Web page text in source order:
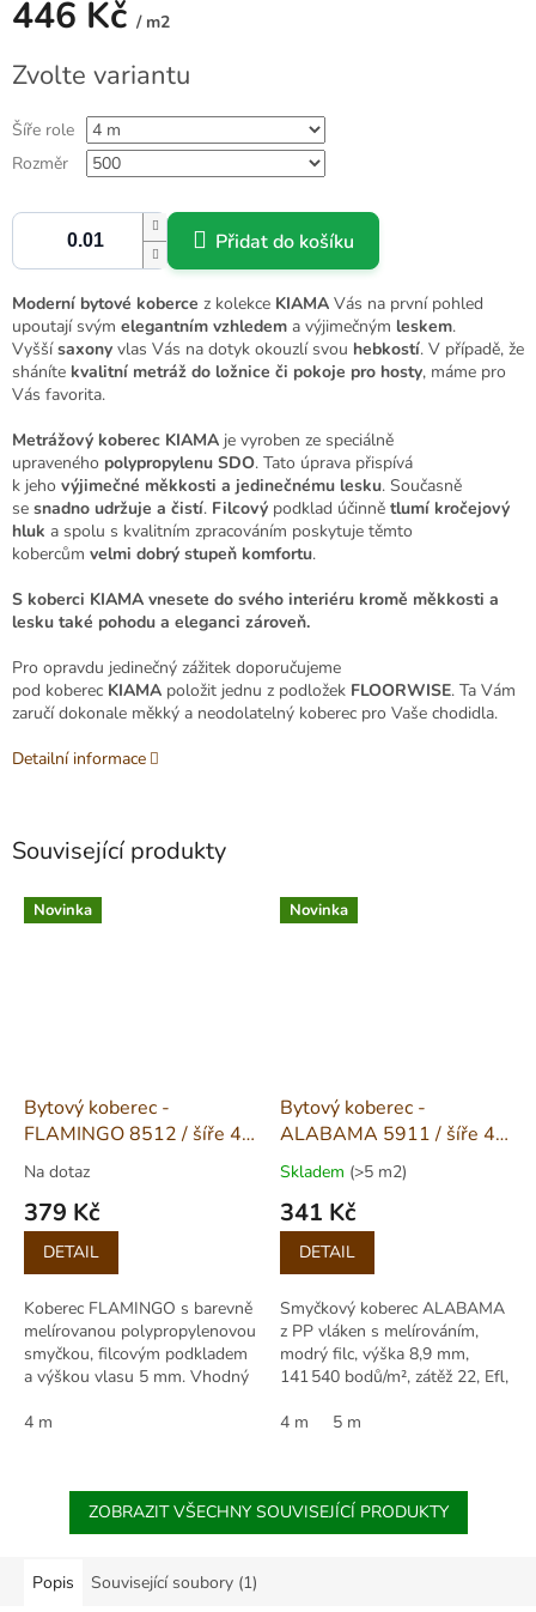
446 Kč / m2
cena:
Zvolte variantu
Šíře role
Rozměr
Přidat do košíku
Moderní bytové koberce z kolekce KIAMA Vás na první pohled
upoutají svým elegantním vzhledem a výjimečným leskem.
Vyšší saxony vlas Vás na dotyk okouzlí svou hebkostí. V případě, že
sháníte kvalitní metráž do ložnice či pokoje pro hosty, máme pro
Vás favorita.
Metrážový koberec KIAMA je vyroben ze speciálně
upraveného polypropylenu SDO. Tato úprava přispívá
k jeho výjimečné měkkosti a jedinečnému lesku. Současně
se snadno udržuje a čistí. Filcový podklad účinně tlumí kročejový
hluk a spolu s kvalitním zpracováním poskytuje těmto
kobercům velmi dobrý stupeň komfortu.
S koberci KIAMA vnesete do svého interiéru kromě měkkosti a
lesku také pohodu a eleganci zároveň.
Pro opravdu jedinečný zážitek doporučujeme
pod koberec KIAMA položit jednu z podložek FLOORWISE. Ta Vám
zaručí dokonale měkký a neodolatelný koberec pro Vaše chodidla.
Detailní informace
Související produkty
Novinka
Bytový koberec -
FLAMINGO 8512 / šíře 4
m
Na dotaz
379 Kč
Měrná
cena:
DETAIL
Koberec FLAMINGO s barevně
melírovanou polypropylenovou
smyčkou, filcovým podkladem
a výškou vlasu 5 mm. Vhodný
400 cm.
4 m
Novinka
Bytový koberec -
ALABAMA 5911 / šíře 4 a
5 m
Skladem (>5 m2)
341 Kč
Měrná
cena:
DETAIL
Smyčkový koberec ALABAMA
z PP vláken s melírováním,
modrý filc, výška 8,9 mm,
141 540 bodů/m², zátěž 22, Efl,
vytápění, dobrý komfort.
4 m 5 m
ZOBRAZIT VŠECHNY SOUVISEJÍCÍ PRODUKTY
Popis Související soubory (1)